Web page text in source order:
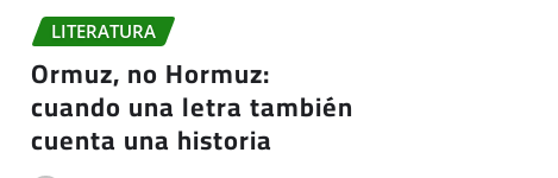
LITERATURA
Ormuz, no Hormuz:
cuando una letra también
cuenta una historia